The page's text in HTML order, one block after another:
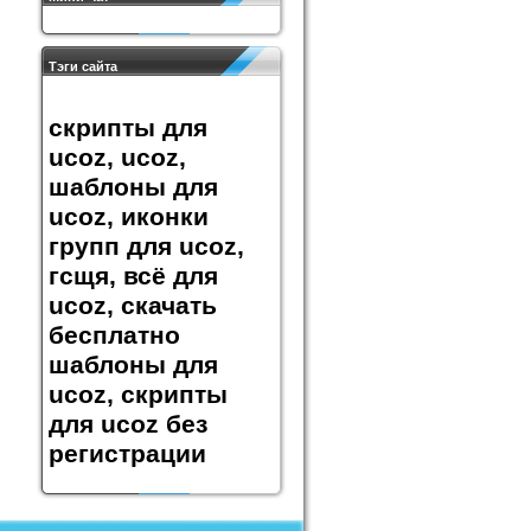
Тэги сайта
скрипты для
ucoz, ucoz,
шаблоны для
ucoz, иконки
групп для ucoz,
гсщя, всё для
ucoz, скачать
бесплатно
шаблоны для
ucoz, скрипты
для ucoz без
регистрации